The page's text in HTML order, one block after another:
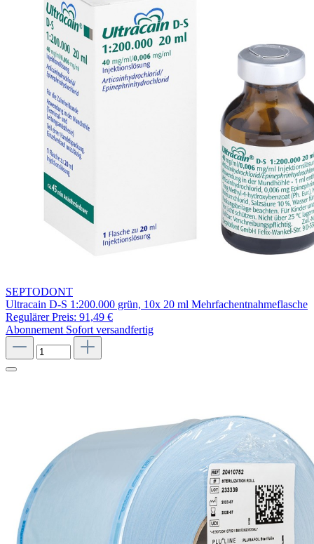
SEPTODONT
Ultracain D-S 1:200.000 grün, 10x 20 ml Mehrfachentnahmeflasche
Regulärer Preis: 91,49 €
Abonnement Sofort versandfertig